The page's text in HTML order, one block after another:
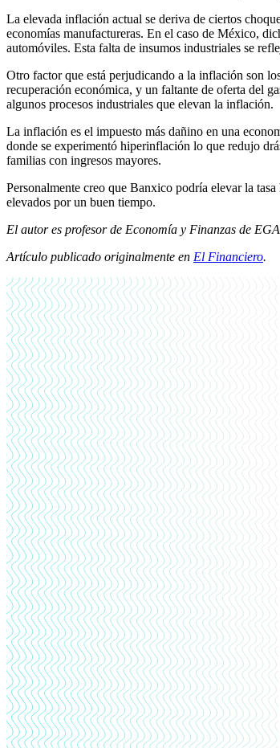
La elevada inflación actual se deriva de ciertos
economías manufactureras. En el caso de México,
automóviles. Esta falta de insumos industriales se
Otro factor que está perjudicando a la inflación son
recuperación económica, y un faltante de oferta del
algunos procesos industriales que elevan la inflación.
La inflación es el impuesto más dañino en una
donde se experimentó hiperinflación lo que redujo
familias con ingresos mayores.
Personalmente creo que Banxico podría elevar la
elevados por un buen tiempo.
El autor es profesor de Economía y Finanzas de
Artículo publicado originalmente en El Financiero.